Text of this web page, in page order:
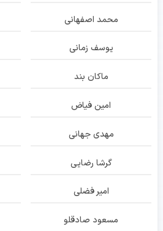
محمد اصفهانی
یوسف زمانی
ماکان بند
امین فیاض
مهدی جهانی
گرشا رضایی
امیر فضلی
مسعود صادقلو